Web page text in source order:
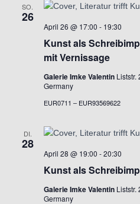
SO.
26
Kunst als
mit Vernissage
April 26 @ 17:00 - 19:30
Galerie Imke Valentin Liststr.
Germany
EUR0711 – EUR93569622
DI.
28
Kunst als
April 28 @ 19:00 -20:30
Galerie Imke Valentin Liststr.
Germany